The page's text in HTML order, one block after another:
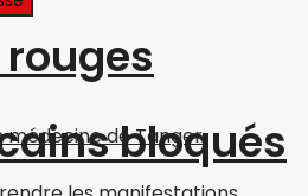
bloqués